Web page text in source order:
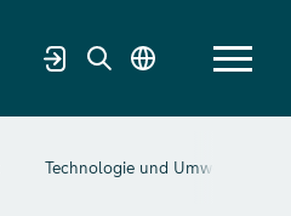
Technologie und Umwelt